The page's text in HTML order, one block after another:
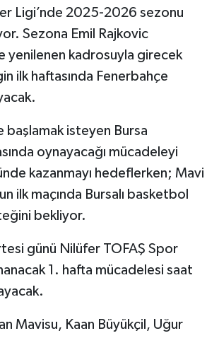
Ligi’nde 2025-2026 sezonu
Sezona Emil Rajkovic
yenilenen kadrosuyla girecek
ilk haftasında Fenerbahçe
başlamak isteyen Bursa
oynayacağı mücadeleyi
kazanmayı hedeflerken; Mavi
ilk maçında Bursalı basketbol
bekliyor.
günü Nilüfer TOFAŞ Spor
1. hafta mücadelesi saat
Mavisu, Kaan Büyükçil, Uğur